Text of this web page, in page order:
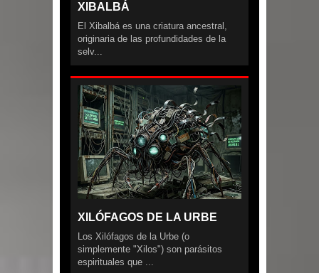
XIBALBÁ
El Xibalbá es una criatura ancestral,
originaria de las profundidades de la
selv...
XILÓFAGOS DE LA URBE
Los Xilófagos de la Urbe (o
simplemente "Xilos") son parásitos
espirituales que ...